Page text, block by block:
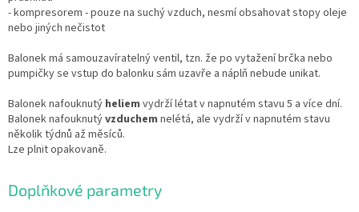
- kompresorem - pouze na suchý vzduch, nesmí obsahovat stopy oleje
nebo jiných nečistot
Balonek má samouzavíratelný ventil, tzn. že po vytažení brčka nebo
pumpičky se vstup do balonku sám uzavře a náplň nebude unikat.
Balonek nafouknutý heliem vydrží létat v napnutém stavu 5 a více dní.
Balonek nafouknutývzduchem nelétá, ale vydrží v napnutém stavu
několik týdnů až měsíců.
Lze plnit opakovaně.
Doplňkové parametry